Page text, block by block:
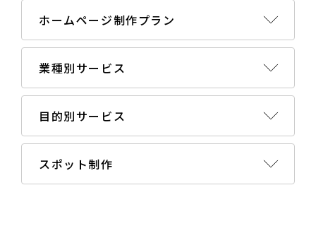
ホームページ制作プラン
業種別サービス
目的別サービス
スポット制作